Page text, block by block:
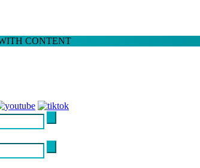
CONTENT